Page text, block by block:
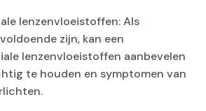
lenzenvloeistoffen: Als
zijn, kan een
lenzenvloeistoffen aanbevelen
te houden en symptomen van